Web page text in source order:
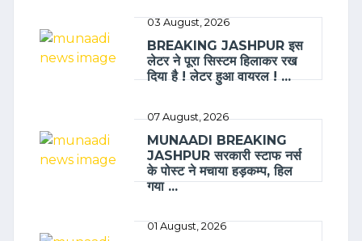
03 August, 2026
BREAKING JASHPUR इस
लेटर ने पूरा सिस्टम हिलाकर रख
दिया है ! लेटर हुआ वायरल ! ...
07 August, 2026
MUNAADI BREAKING
JASHPUR सरकारी स्टाफ नर्स
के पोस्ट ने मचाया हड़कम्प, हिल
गया ...
01 August, 2026